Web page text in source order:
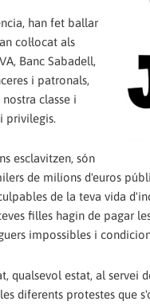
han fet ballar
col·locat als
Banc Sabadell,
i patronals,
classe i
privilegis.
esclavitzen, són
de milions d'euros
de la teva vida
filles hagin de pagar
impossibles i
qualsevol estat, al servei
diferents protestes que